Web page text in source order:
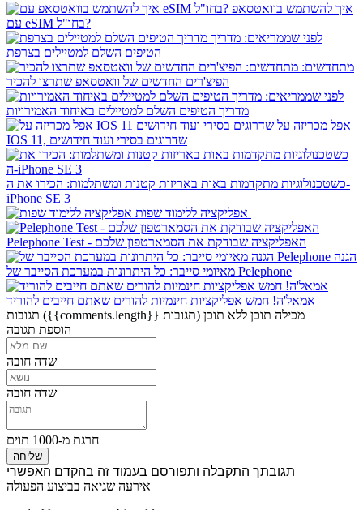
איך להשתמש בוואטסאפ
עם eSIM בחו"ל?
לפני שממריאים: מדריך
הטיפים השלם למטיילים בצרפת
מתחדשים:
הפיצ'רים החדשים של וואטסאפ שתרצו להכיר
לפני שממריאים:
מדריך הטיפים השלם למטיילים באיחוד האמירויות
אפל מכריזה על
IOS 11, שדרוגים בסירי ועוד חידושים
כשטכנולוגיות מתקדמות באות באריזות קטנות ומשתלמות: הכירו את ה-
iPhone SE 3
Pelephone Test - האפליקציה שבודקת את הסמארטפון שלכם
הגנה
מאיומי סייבר: כל היתרונות במערכת הסייבר של Pelephone
אמאל'ה! חמש אפליקציות חינמיות להורים שאתם חייבים להוריד
תגובות
({{comments.length}} תגובות) מכילה תוכן ללא תוכן
הוספת תגובה
שדה חובה
שדה חובה
חרגת מ-1000 תוים
שליחה
תגובתך התקבלה ותפורסם בעמוד זה בהקדם האפשרי
אירעה שגיאה בביצוע הפעולה